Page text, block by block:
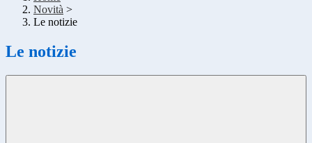
Novità >
Le notizie
Le notizie